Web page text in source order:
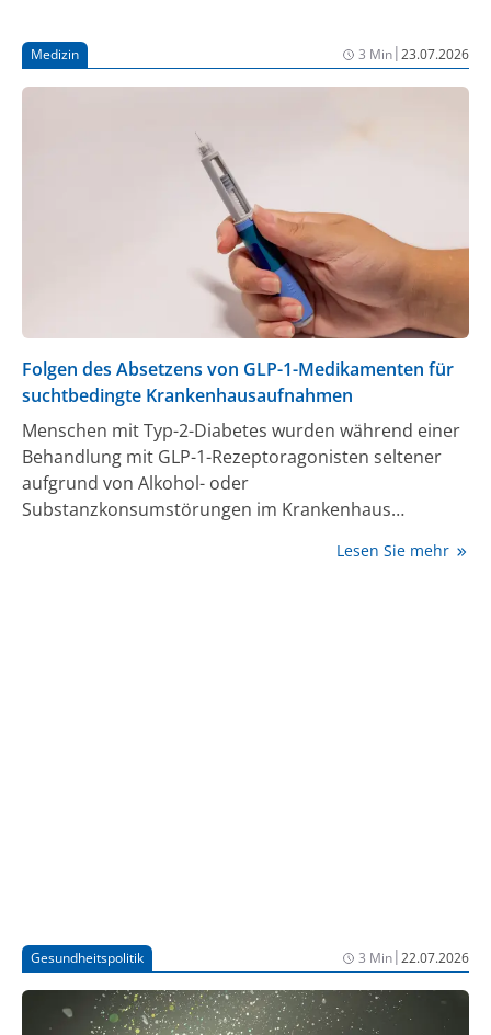
Beschäftigten im Gesundheitswesen konnte kein
Effekt der Einnahme oraler Kontrazeptiva auf die
humoralen oder zellulären Immunantwort nach
Medizin 3 Min|23.07.2026
Folgen des Absetzens von GLP-1-Medikamenten für
suchtbedingte Krankenhausaufnahmen
Menschen mit Typ-2-Diabetes wurden während einer
Behandlung mit GLP-1-Rezeptoragonisten seltener
aufgrund von Alkohol- oder
Substanzkonsumstörungen im Krankenhaus
Registerstudie unter Beteiligung des Zentralinstituts
Lesen Sie mehr
Gesundheitspolitik 3 Min|22.07.2026